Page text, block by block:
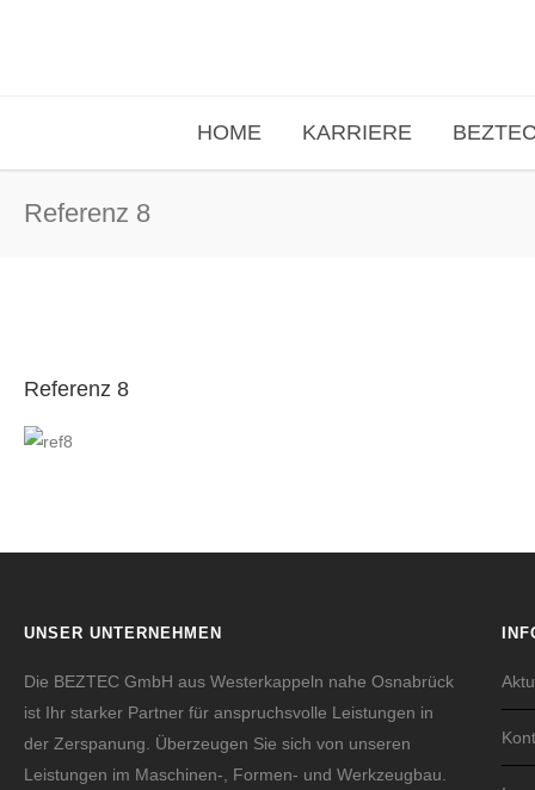
HOME KARRIERE
Referenz 8
Referenz 8
UNSER UNTERNEHMEN
Die BEZTEC GmbH aus Westerkappeln nahe Osnabrück
ist Ihr starker Partner für anspruchsvolle Leistungen in
der Zerspanung. Überzeugen Sie sich von unseren
Leistungen im Maschinen-, Formen- und Werkzeugbau.